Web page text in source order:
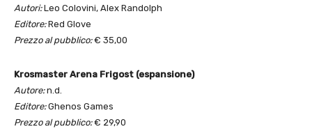
Autori:Leo Colovini, Alex Randolph
Editore:Red Glove
Prezzo al pubblico:€ 35,00
Krosmaster Arena Frigost (espansione)
Autore:n.d.
Editore:Ghenos Games
Prezzo al pubblico:€ 29,90